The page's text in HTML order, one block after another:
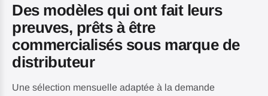
Des modèles qui ont fait leurs
preuves, prêts à être
commercialisés sous marque de
distributeur
Une sélection mensuelle adaptée à la demande